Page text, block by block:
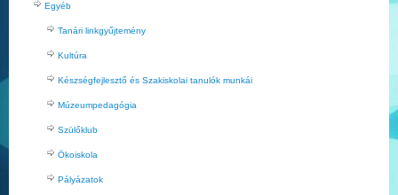
Egyéb
Tanári linkgyűjtemény
Kultúra
Készségfejlesztő és Szakiskolai tanulók munkái
Múzeumpedagógia
Szülőklub
Ökoiskola
Pályázatok